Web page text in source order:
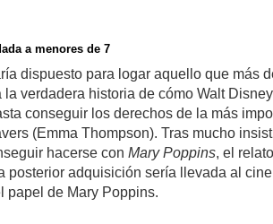
a menores de 7
dispuesto para logar aquello que más
la verdadera historia de cómo Walt
conseguir los derechos de la más
(Emma Thompson). Tras mucho
hacerse con Mary Poppins, el
posterior adquisición sería llevada al
papel de Mary Poppins.